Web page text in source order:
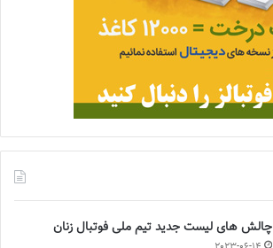
چالش هاى ليست جدید تيم ملى فوتبال زنان